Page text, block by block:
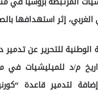
إثر استهدافها
م/د للميليشيات
لتدمير قاعدة